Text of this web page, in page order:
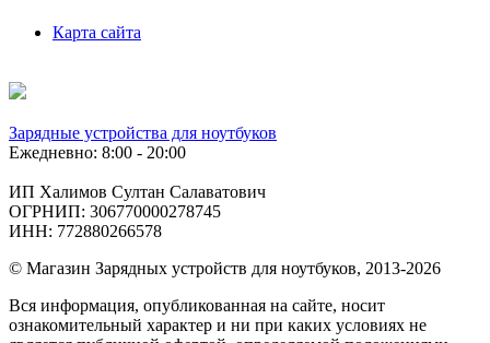
Карта сайта
Зарядные устройства для ноутбуков
Ежедневно: 8:00 - 20:00
ИП Халимов Султан Салаватович
ОГРНИП: 306770000278745
ИНН: 772880266578
© Магазин Зарядных устройств для ноутбуков, 2013-2026
Вся информация, опубликованная на сайте, носит
ознакомительный характер и ни при каких условиях не